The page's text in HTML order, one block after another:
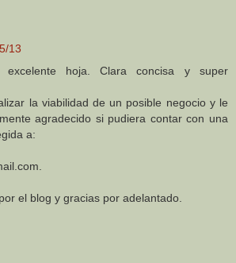
13
excelente hoja. Clara concisa y super
la viabilidad de un posible negocio y le
agradecido si pudiera contar con una
a:
el blog y gracias por adelantado.